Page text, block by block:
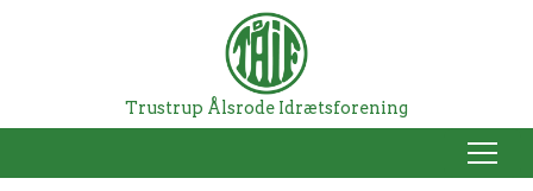
Trustrup Ålsrode Idrætsforening
Menu